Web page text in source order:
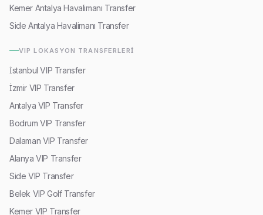
Kemer Antalya Havalimanı Transfer
Side Antalya Havalimanı Transfer
VIP LOKASYON TRANSFERLERI
İstanbul VIP Transfer
İzmir VIP Transfer
Antalya VIP Transfer
Bodrum VIP Transfer
Dalaman VIP Transfer
Alanya VIP Transfer
Side VIP Transfer
Belek VIP Golf Transfer
Kemer VIP Transfer